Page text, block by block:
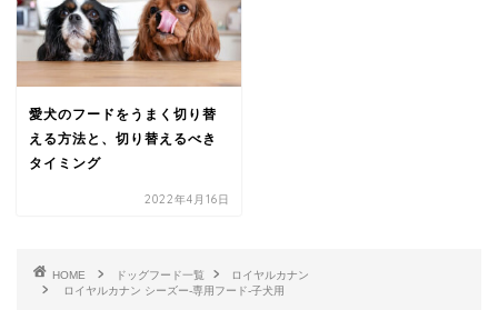
愛犬のフードをうまく切り替
える方法と、切り替えるべき
タイミング
2022年4月16日
HOME ドッグフード一覧
ロイヤルカナン
ロイヤルカナン シーズー-専用フード-子犬用